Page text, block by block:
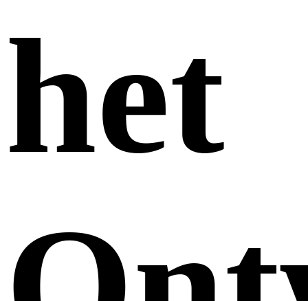
het